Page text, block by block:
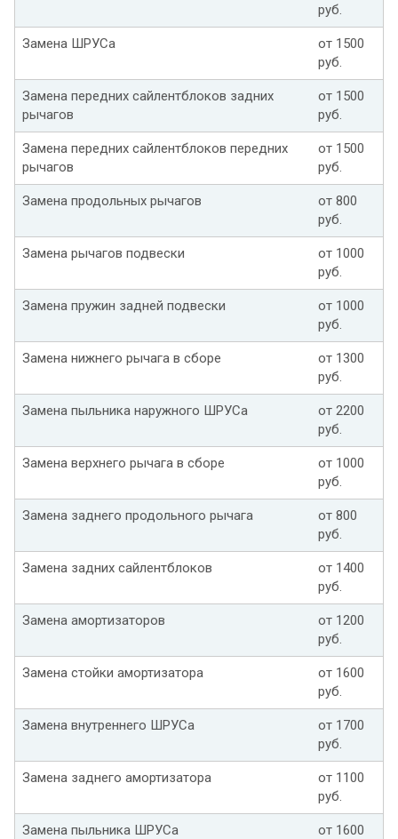
руб.
Замена ШРУСа
от 1500
руб.
Замена передних сайлентблоков задних
рычагов
от 1500
руб.
Замена передних сайлентблоков передних
рычагов
от 1500
руб.
Замена продольных рычагов
от 800
руб.
Замена рычагов подвески
от 1000
руб.
Замена пружин задней подвески
от 1000
руб.
Замена нижнего рычага в сборе
от 1300
руб.
Замена пыльника наружного ШРУСа
от 2200
руб.
Замена верхнего рычага в сборе
от 1000
руб.
Замена заднего продольного рычага
от 800
руб.
Замена задних сайлентблоков
от 1400
руб.
Замена амортизаторов
от 1200
руб.
Замена стойки амортизатора
от 1600
руб.
Замена внутреннего ШРУСа
от 1700
руб.
Замена заднего амортизатора
от 1100
руб.
Замена пыльника ШРУСа
от 1600